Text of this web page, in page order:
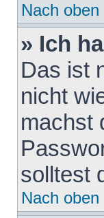
Nach oben
» Ich
Das ist
nicht
machst
solltest
Nach oben